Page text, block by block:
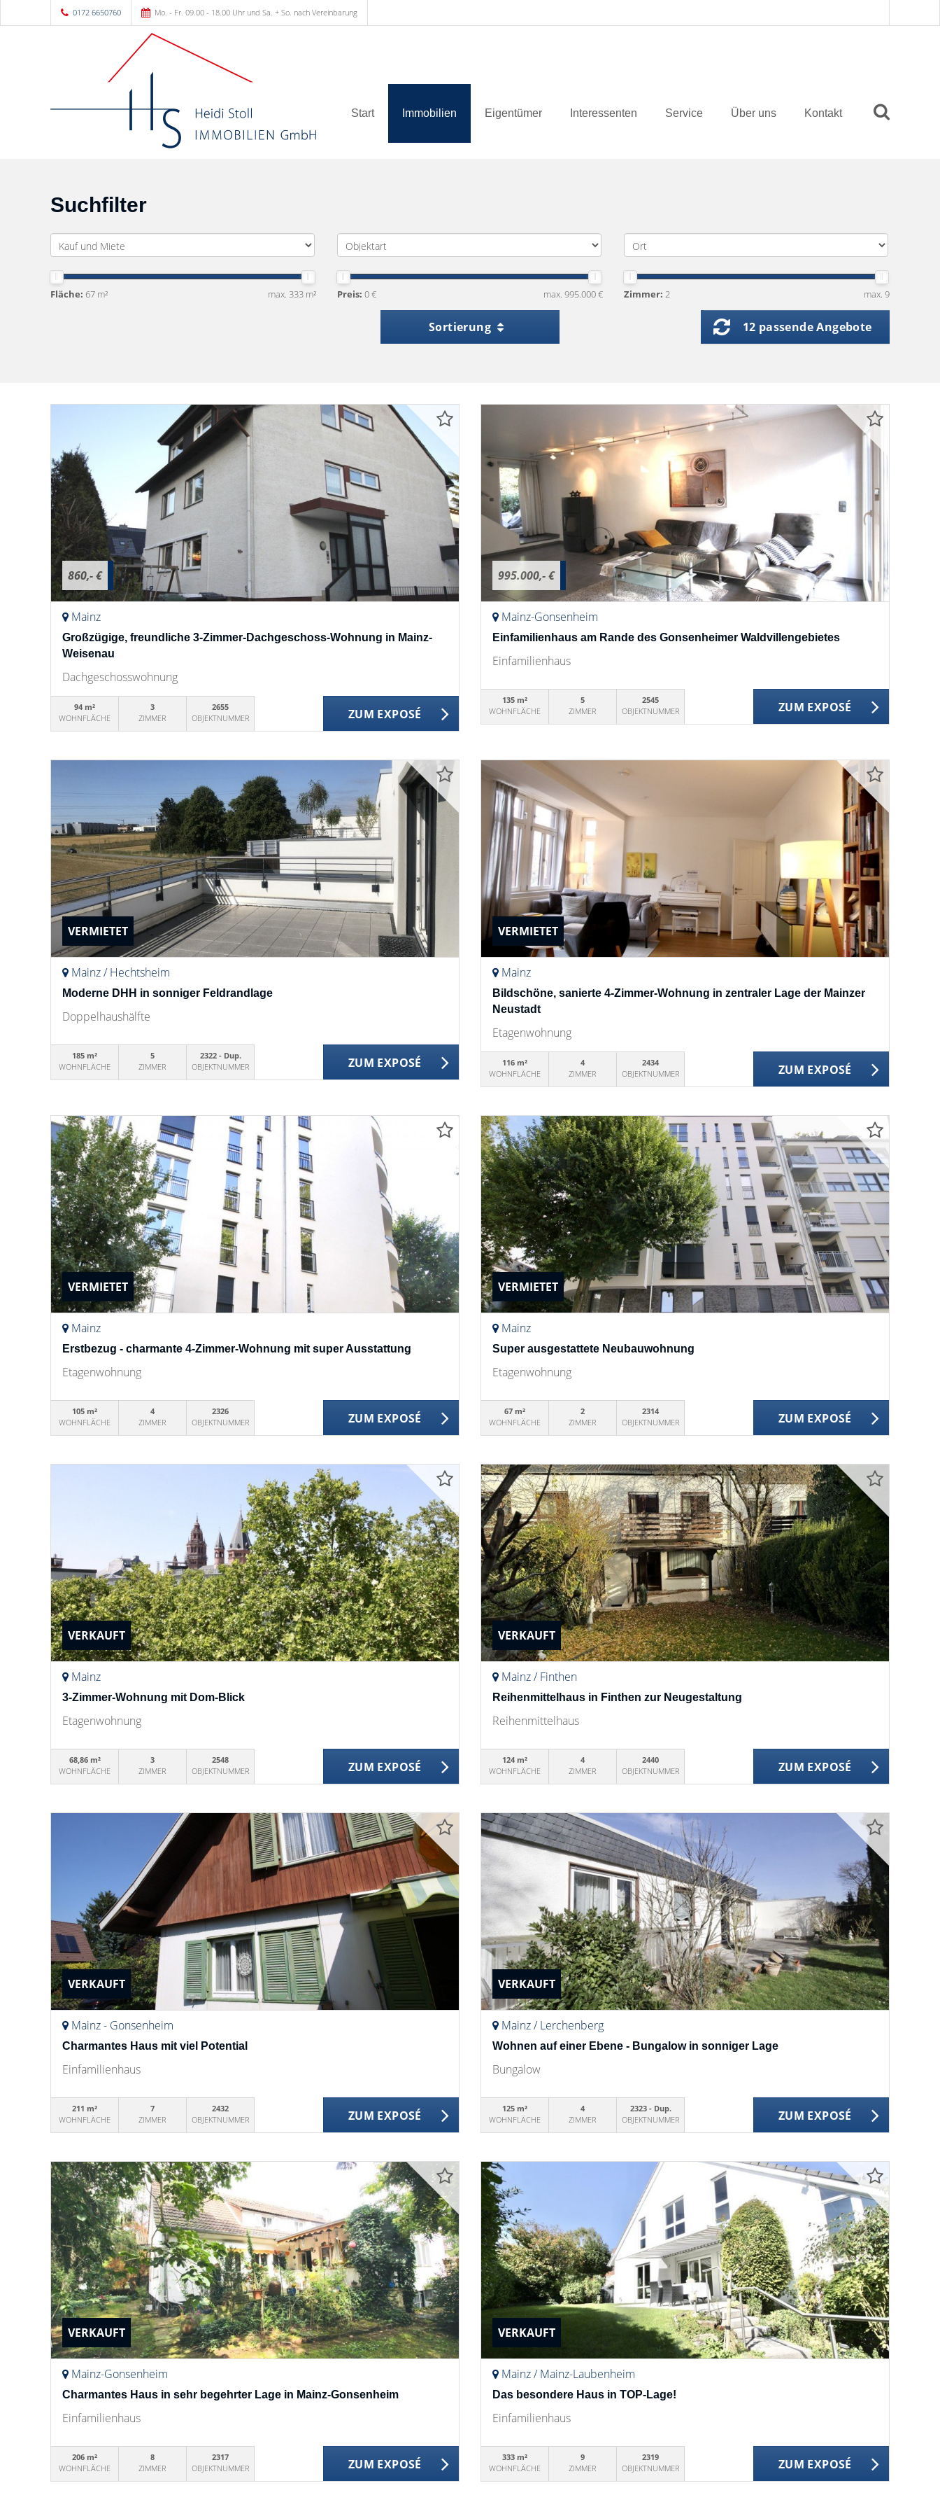
0172 6650760 Mo. - Fr. 09.00 - 18.00 Uhr und Sa. + So. nach Vereinbarung
Start Immobilien Eigentümer Interessenten Service Über uns Kontakt
Suchfilter
Fläche: 67 m² max. 333 m² Preis: 0 € max. 995.000 € Zimmer: 2 max. 9
Sortierung 12 passende Angebote
860,- €
Mainz
Großzügige, freundliche 3-Zimmer-Dachgeschoss-Wohnung in Mainz-
Weisenau
Dachgeschosswohnung
94 m²
WOHNFLÄCHE
3
ZIMMER
2655
OBJEKTNUMMER
ZUM EXPOSÉ
995.000,- €
Mainz-Gonsenheim
Einfamilienhaus am Rande des Gonsenheimer Waldvillengebietes
Einfamilienhaus
135 m²
WOHNFLÄCHE
5
ZIMMER
2545
OBJEKTNUMMER
ZUM EXPOSÉ
VERMIETET
Mainz / Hechtsheim
Moderne DHH in sonniger Feldrandlage
Doppelhaushälfte
185 m²
WOHNFLÄCHE
5
ZIMMER
2322 - Dup.
OBJEKTNUMMER
ZUM EXPOSÉ
VERMIETET
Mainz
Bildschöne, sanierte 4-Zimmer-Wohnung in zentraler Lage der Mainzer
Neustadt
Etagenwohnung
116 m²
WOHNFLÄCHE
4
ZIMMER
2434
OBJEKTNUMMER
ZUM EXPOSÉ
VERMIETET
Mainz
Erstbezug - charmante 4-Zimmer-Wohnung mit super Ausstattung
Etagenwohnung
105 m²
WOHNFLÄCHE
4
ZIMMER
2326
OBJEKTNUMMER
ZUM EXPOSÉ
VERMIETET
Mainz
Super ausgestattete Neubauwohnung
Etagenwohnung
67 m²
WOHNFLÄCHE
2
ZIMMER
2314
OBJEKTNUMMER
ZUM EXPOSÉ
VERKAUFT
Mainz
3-Zimmer-Wohnung mit Dom-Blick
Etagenwohnung
68,86 m²
WOHNFLÄCHE
3
ZIMMER
2548
OBJEKTNUMMER
ZUM EXPOSÉ
VERKAUFT
Mainz / Finthen
Reihenmittelhaus in Finthen zur Neugestaltung
Reihenmittelhaus
124 m²
WOHNFLÄCHE
4
ZIMMER
2440
OBJEKTNUMMER
ZUM EXPOSÉ
VERKAUFT
Mainz - Gonsenheim
Charmantes Haus mit viel Potential
Einfamilienhaus
211 m²
WOHNFLÄCHE
7
ZIMMER
2432
OBJEKTNUMMER
ZUM EXPOSÉ
VERKAUFT
Mainz / Lerchenberg
Wohnen auf einer Ebene - Bungalow in sonniger Lage
Bungalow
125 m²
WOHNFLÄCHE
4
ZIMMER
2323 - Dup.
OBJEKTNUMMER
ZUM EXPOSÉ
VERKAUFT
Mainz-Gonsenheim
Charmantes Haus in sehr begehrter Lage in Mainz-Gonsenheim
Einfamilienhaus
206 m²
WOHNFLÄCHE
8
ZIMMER
2317
OBJEKTNUMMER
ZUM EXPOSÉ
VERKAUFT
Mainz / Mainz-Laubenheim
Das besondere Haus in TOP-Lage!
Einfamilienhaus
333 m²
WOHNFLÄCHE
9
ZIMMER
2319
OBJEKTNUMMER
ZUM EXPOSÉ